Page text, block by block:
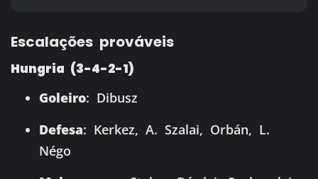
Escalações prováveis
Hungria (3-4-2-1)
Goleiro: Dibusz
Defesa: Kerkez, A. Szalai, Orbán, L.
Négo